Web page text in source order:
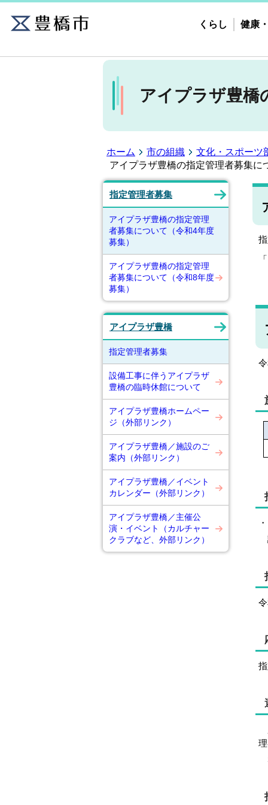
くらし 健康
アイプラザ豊橋
ホーム 市の組織 文化・スポーツ
アイプラザ豊橋の指定管理者募集に
指定管理者募集
アイプラザ豊橋の指定管理
者募集について（令和4年度
募集）
アイプラザ豊橋の指定管理
者募集について（令和8年度
募集）
アイプラザ豊橋
指定管理者募集
設備工事に伴うアイプラザ
豊橋の臨時休館について
アイプラザ豊橋ホームペー
ジ（外部リンク）
アイプラザ豊橋／施設のご
案内（外部リンク）
アイプラザ豊橋／イベント
カレンダー（外部リンク）
アイプラザ豊橋／主催公
演・イベント（カルチャー
クラブなど、外部リンク）